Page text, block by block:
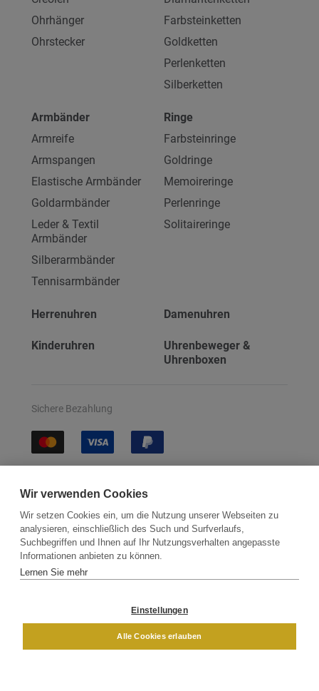
Ohrhänger
Ohrstecker
Farbsteinketten
Goldketten
Perlenketten
Silberketten
Armbänder
Armreife
Armspangen
Elastische Armbänder
Goldarmbänder
Leder & Textil
Armbänder
Silberarmbänder
Tennisarmbänder
Ringe
Farbsteinringe
Goldringe
Memoireringe
Perlenringe
Solitaireringe
Herrenuhren Damenuhren
Kinderuhren
Uhrenbeweger &
Uhrenboxen
Sichere Bezahlung
Kontakt Newsletter Partner
Versand
DAMEN
Wir verwenden Cookies
Wir setzen Cookies ein, um die Nutzung unserer Webseiten zu
analysieren, einschließlich des Such und Surfverlaufs,
Suchbegriffen und Ihnen auf Ihr Nutzungsverhalten angepasste
Informationen anbieten zu können.
Lernen Sie mehr
Einstellungen
Alle Cookies erlauben